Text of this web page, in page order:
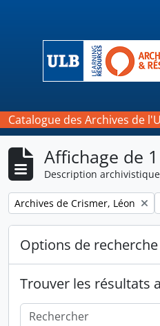
Catalogue des Archives de
Affichage de
Description archivistique
Remove filter:
Archives de Crismer, Léon
Options de
Trouver les résultats